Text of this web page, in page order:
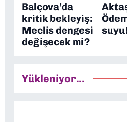
Balçova’da
kritik bekleyiş:
Meclis dengesi
değişecek mi?
suyu!
Yükleniyor...